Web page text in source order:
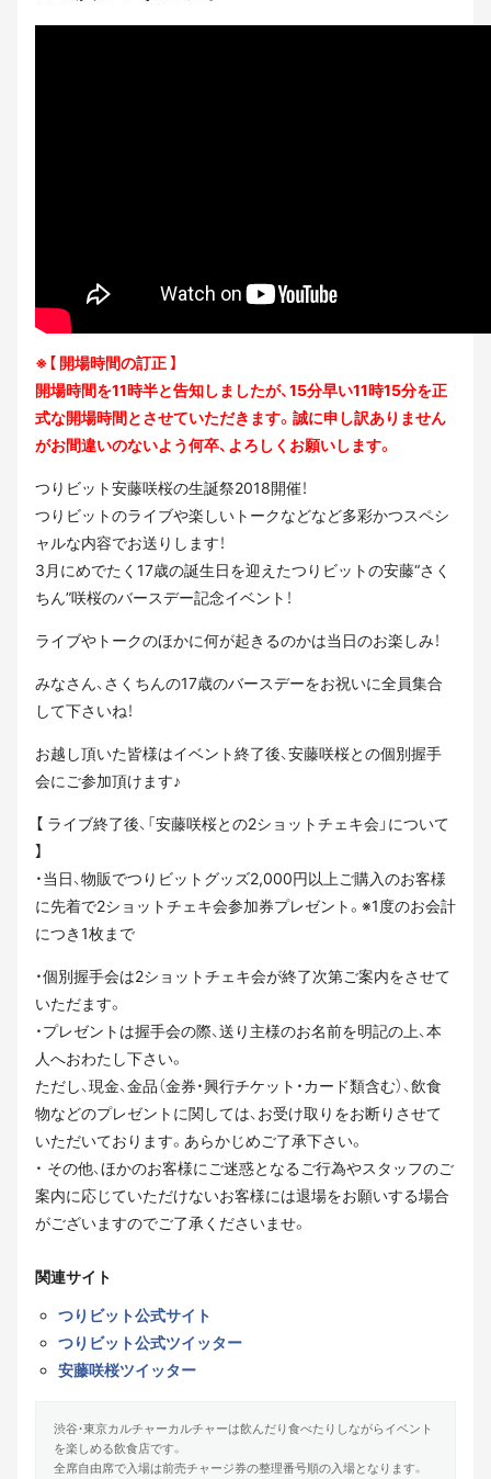
※【 開場時間の訂正 】
開場時間を11時半と告知しましたが、15分早い11時15分を正
式な開場時間とさせていただきます。誠に申し訳ありません
がお間違いのないよう何卒、よろしくお願いします。
つりビット安藤咲桜の生誕祭2018開催！
つりビットのライブや楽しいトークなどなど多彩かつスペシ
ャルな内容でお送りします！
3月にめでたく17歳の誕生日を迎えたつりビットの安藤“さく
ちん”咲桜のバースデー記念イベント！
ライブやトークのほかに何が起きるのかは当日のお楽しみ！
みなさん、さくちんの17歳のバースデーをお祝いに全員集合
して下さいね！
お越し頂いた皆様はイベント終了後、安藤咲桜との個別握手
会にご参加頂けます♪
【 ライブ終了後、「安藤咲桜との2ショットチェキ会」について
】
・当日、物販でつりビットグッズ2,000円以上ご購入のお客様
に先着で2ショットチェキ会参加券プレゼント。※1度のお会計
につき1枚まで
・個別握手会は2ショットチェキ会が終了次第ご案内をさせて
いただます。
・プレゼントは握手会の際、送り主様のお名前を明記の上、本
人へおわたし下さい。
ただし、現金、金品（金券・興行チケット・カード類含む）、飲食
物などのプレゼントに関しては、お受け取りをお断りさせて
いただいております。あらかじめご了承下さい。
・ その他、ほかのお客様にご迷惑となるご行為やスタッフのご
案内に応じていただけないお客様には退場をお願いする場合
がございますのでご了承くださいませ。
関連サイト
つりビット公式サイト
つりビット公式ツイッター
安藤咲桜ツイッター
渋谷・東京カルチャーカルチャーは飲んだり食べたりしながらイベント
を楽しめる飲食店です。
全席自由席で入場は前売チャージ券の整理番号順の入場となります。